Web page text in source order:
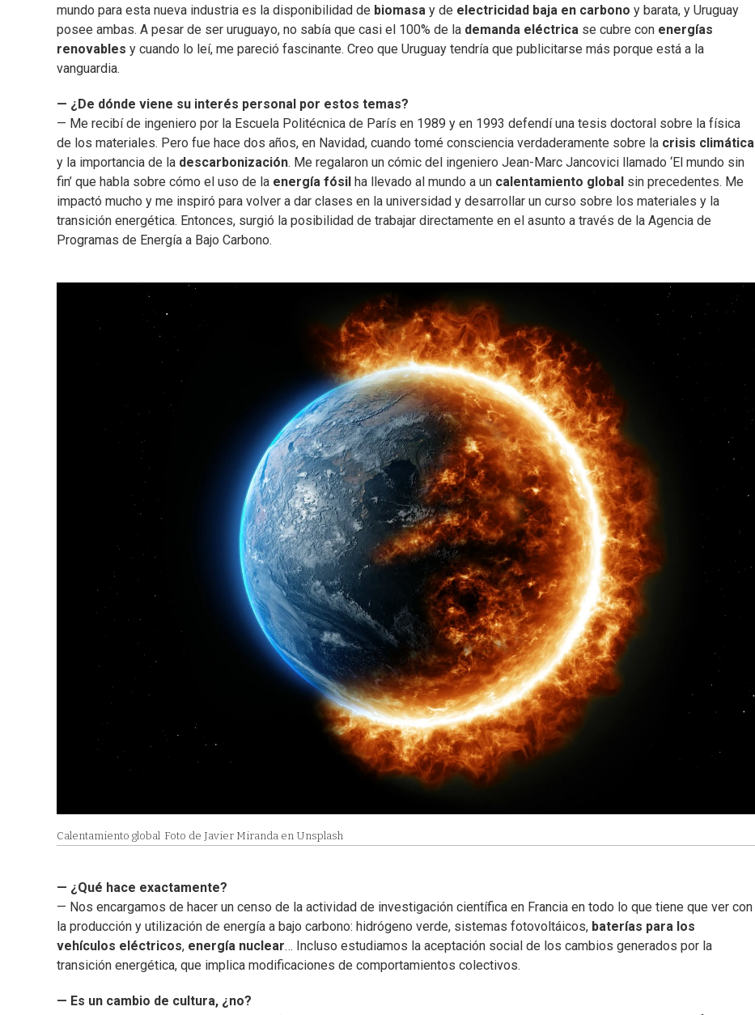
mundo para esta nueva industria es la disponibilidad de biomasa y de electricidad baja en carbono y barata, y Uruguay
posee ambas. A pesar de ser uruguayo, no sabía que casi el 100% de la demanda eléctrica se cubre con energías
renovables y cuando lo leí, me pareció fascinante. Creo que Uruguay tendría que publicitarse más porque está a la
vanguardia.
— ¿De dónde viene su interés personal por estos temas?
— Me recibí de ingeniero por la Escuela Politécnica de París en 1989 y en 1993 defendí una tesis doctoral sobre la física
de los materiales. Pero fue hace dos años, en Navidad, cuando tomé consciencia verdaderamente sobre la crisis climática
y la importancia de la descarbonización. Me regalaron un cómic del ingeniero Jean-Marc Jancovici llamado ‘El mundo sin
fin’ que habla sobre cómo el uso de la energía fósil ha llevado al mundo a un calentamiento global sin precedentes. Me
impactó mucho y me inspiró para volver a dar clases en la universidad y desarrollar un curso sobre los materiales y la
transición energética. Entonces, surgió la posibilidad de trabajar directamente en el asunto a través de la Agencia de
Programas de Energía a Bajo Carbono.
Calentamiento global Foto de Javier Miranda en Unsplash
— ¿Qué hace exactamente?
— Nos encargamos de hacer un censo de la actividad de investigación científica en Francia en todo lo que tiene que ver con
la producción y utilización de energía a bajo carbono: hidrógeno verde, sistemas fotovoltáicos, baterías para los
vehículos eléctricos, energía nuclear… Incluso estudiamos la aceptación social de los cambios generados por la
transición energética, que implica modificaciones de comportamientos colectivos.
— Es un cambio de cultura, ¿no?